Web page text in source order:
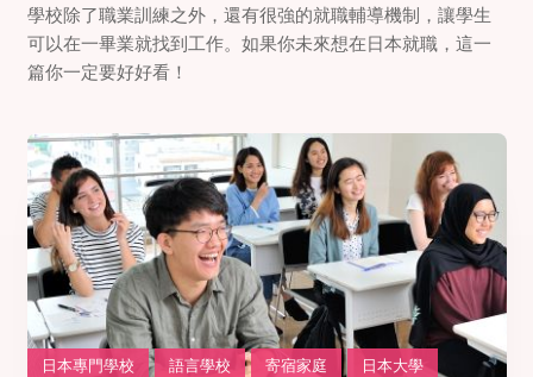
學校除了職業訓練之外，還有很強的就職輔導機制，讓學生
可以在一畢業就找到工作。如果你未來想在日本就職，這一
篇你一定要好好看！
日本專門學校 語言學校 寄宿家庭
日本大學